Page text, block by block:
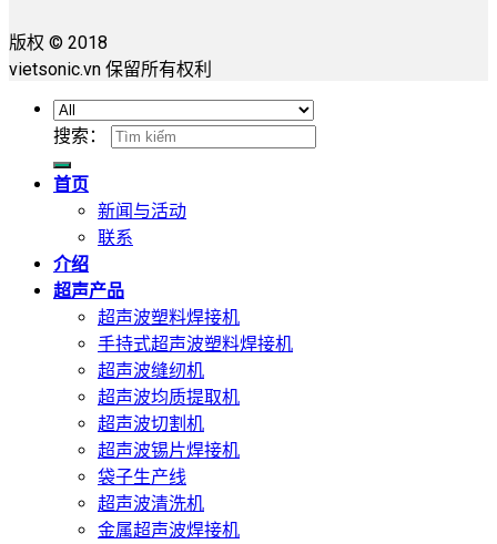
版权 © 2018
vietsonic.vn 保留所有权利
搜索：
首页
新闻与活动
联系
介绍
超声产品
超声波塑料焊接机
手持式超声波塑料焊接机
超声波缝纫机
超声波均质提取机
超声波切割机
超声波锡片焊接机
袋子生产线
超声波清洗机
金属超声波焊接机